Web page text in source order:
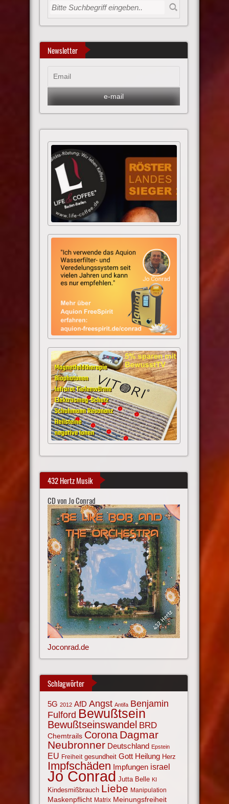
Newsletter
432 Hertz Musik
CD von Jo Conrad
Joconrad.de
Schlagwörter
5G 2012 AfD Angst Antifa Benjamin
Fulford Bewußtsein
Bewußtseinswandel BRD
Chemtrails Corona Dagmar
Neubronner Deutschland Epstein
EU Freiheit gesundheit Gott Heilung Herz
Impfschäden Impfungen israel
Jo Conrad Jutta Belle KI
Kindesmißbrauch Liebe Manipulation
Maskenpflicht Matrix Meinungsfreiheit